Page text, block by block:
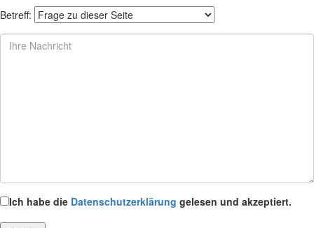
Betreff:
Ich habe die Datenschutzerklärung gelesen und akzeptiert.